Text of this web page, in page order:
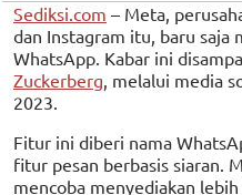
Sediksi.com – Meta,
dan Instagram itu, baru
WhatsApp. Kabar ini
Zuckerberg , melalui media
2023.
Fitur ini diberi nama
fitur pesan berbasis siaran.
mencoba menyediakan lebih